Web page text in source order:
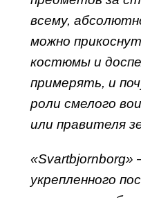
всему,
можно
костюмы и
примерять, и
роли смелого
или правителя
«Svartbjornborg»
укрепленного